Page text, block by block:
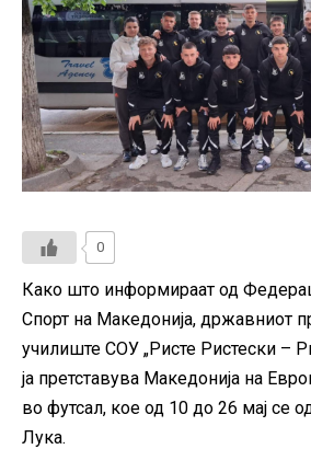
0
Како што информираат од
Спорт на Македонија, државниот
училиште СОУ „Ристе Ристески –
ја претставува Македонија на
во футсал, кое од 10 до 26 мај се
Лука.